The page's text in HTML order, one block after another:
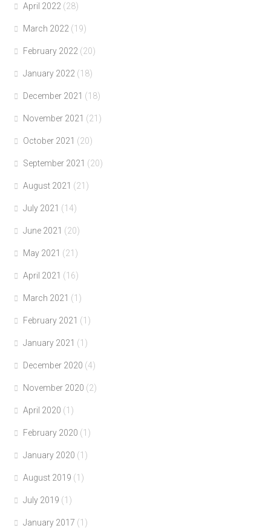
April 2022 (28)
March 2022 (19)
February 2022 (20)
January 2022 (18)
December 2021 (18)
November 2021 (21)
October 2021 (20)
September 2021 (20)
August 2021 (21)
July 2021 (14)
June 2021 (20)
May 2021 (21)
April 2021 (16)
March 2021 (1)
February 2021 (1)
January 2021 (1)
December 2020 (4)
November 2020 (2)
April 2020 (1)
February 2020 (1)
January 2020 (1)
August 2019 (1)
July 2019 (1)
January 2017 (1)